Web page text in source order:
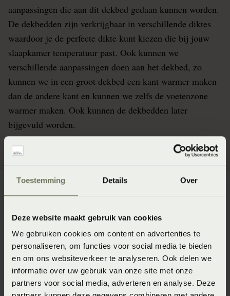
Toestemming Details Over
Deze website maakt gebruik van cookies
We gebruiken cookies om content en advertenties te
personaliseren, om functies voor social media te bieden
en om ons websiteverkeer te analyseren. Ook delen we
informatie over uw gebruik van onze site met onze
partners voor social media, adverteren en analyse. Deze
aanpassingen die aan dit dekbed gedaan kunnen worden.
De dekbedden zijn verkrijgbaar in verschillende diktes
waardoor je de perfecte dikte kunt kiezen die bij jouw
slaapkamer temperatuur past. Ook kunnen we
verschillende aanpassingen doen aan het dekbed, zo
kunnen we in een groot dekbed een kant warmer maken
dan de andere kant en kunnen we zelfs de voetenzone
warmer maken. Ook kunnen de dekbedden later
bijgevuld worden.
Voordelen donzen dekbed
Licht
Volumineus
Souplesse - door gebruik te maken van zeer dunne,